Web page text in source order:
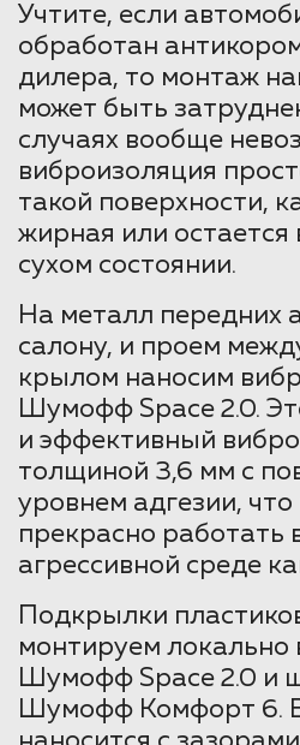
Учтите, если
обработан
дилера, то монтаж
может быть
случаях вообще
виброизоляция
такой поверхности,
жирная или остается
сухом состоянии.
На металл передних
салону, и проем
крылом наносим
Шумофф Space 2.0.
и эффективный
толщиной 3,6 мм с
уровнем адгезии,
прекрасно работать
агрессивной среде
Подкрылки
монтируем
Шумофф Space 2.0 и
Шумофф Комфорт 6.